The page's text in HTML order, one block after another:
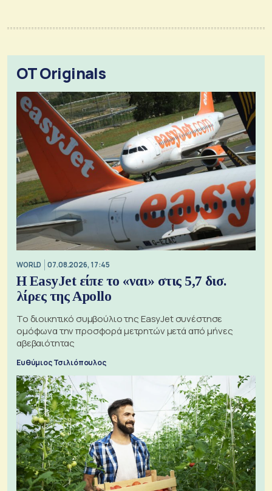
OT Originals
WORLD 07.08.2026, 17:45
Η EasyJet είπε το «ναι» στις 5,7 δισ.
λίρες της Apollo
Το διοικητικό συμβούλιο της EasyJet συνέστησε
ομόφωνα την προσφορά μετρητών μετά από μήνες
αβεβαιότητας
Ευθύμιος Τσιλιόπουλος